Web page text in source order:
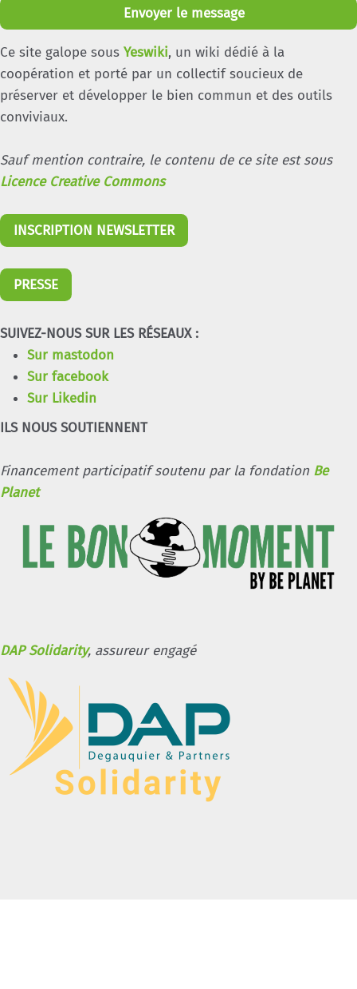
Envoyer le message
Ce site galope sous Yeswiki, un wiki dédié à la
coopération et porté par un collectif soucieux de
préserver et développer le bien commun et des outils
conviviaux.
Sauf mention contraire, le contenu de ce site est sous
Licence Creative Commons
INSCRIPTION NEWSLETTER
PRESSE
SUIVEZ-NOUS SUR LES RÉSEAUX :
Sur mastodon
Sur facebook
Sur Likedin
ILS NOUS SOUTIENNENT
Financement participatif soutenu par la fondation Be
Planet
DAP Solidarity, assureur engagé